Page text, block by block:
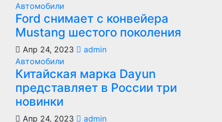
Автомобили
Ford снимает с конвейера
Mustang шестого поколения
Апр 24, 2023
admin
Автомобили
Китайская марка Dayun
представляет в России три
новинки
Апр 24, 2023 admin